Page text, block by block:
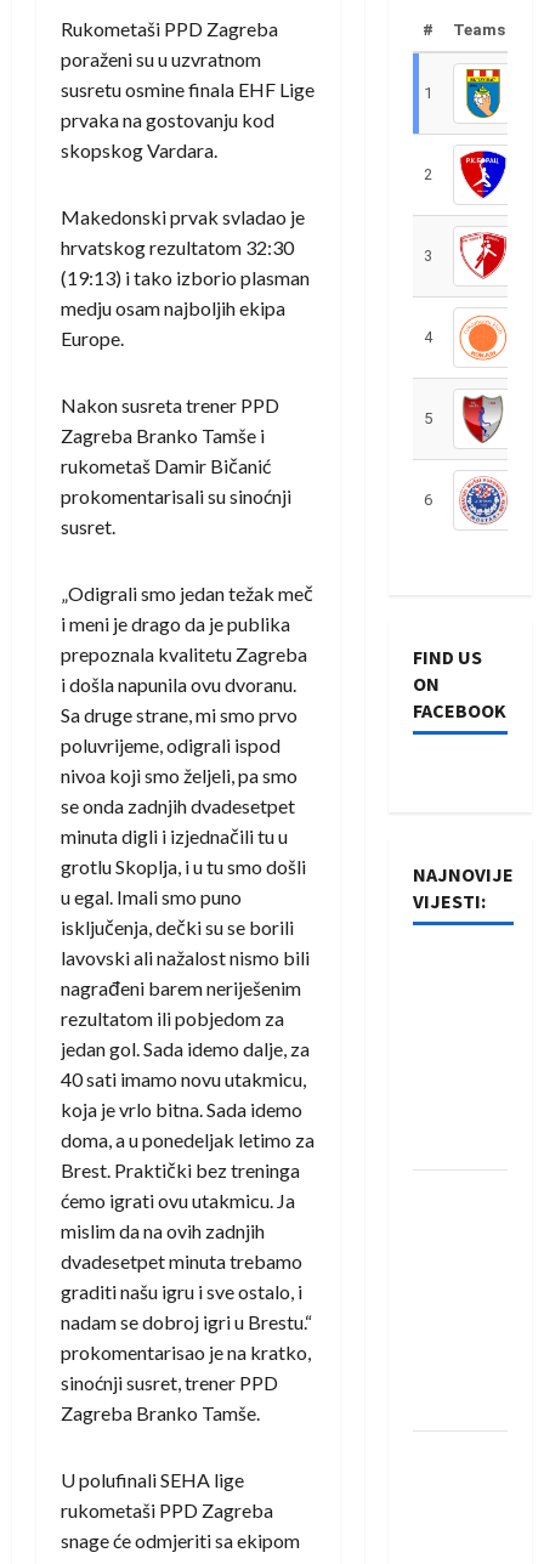
Rukometaši PPD Zagreba
poraženi su u uzvratnom
susretu osmine finala EHF Lige
prvaka na gostovanju kod
skopskog Vardara.
Makedonski prvak svladao je
hrvatskog rezultatom 32:30
(19:13) i tako izborio plasman
medju osam najboljih ekipa
Europe.
Nakon susreta trener PPD
Zagreba Branko Tamše i
rukometaš Damir Bičanić
prokomentarisali su sinoćnji
susret.
„Odigrali smo jedan težak meč
i meni je drago da je publika
prepoznala kvalitetu Zagreba
i došla napunila ovu dvoranu.
Sa druge strane, mi smo prvo
poluvrijeme, odigrali ispod
nivoa koji smo željeli, pa smo
se onda zadnjih dvadesetpet
minuta digli i izjednačili tu u
grotlu Skoplja, i u tu smo došli
u egal. Imali smo puno
isključenja, dečki su se borili
lavovski ali nažalost nismo bili
nagrađeni barem neriješenim
rezultatom ili pobjedom za
jedan gol. Sada idemo dalje, za
40 sati imamo novu utakmicu,
koja je vrlo bitna. Sada idemo
doma, a u ponedeljak letimo za
Brest. Praktički bez treninga
ćemo igrati ovu utakmicu. Ja
mislim da na ovih zadnjih
dvadesetpet minuta trebamo
graditi našu igru i sve ostalo, i
nadam se dobroj igri u Brestu.“
prokomentarisao je na kratko,
sinoćnji susret, trener PPD
Zagreba Branko Tamše.
U polufinali SEHA lige
rukometaši PPD Zagreba
snage će odmjeriti sa ekipom
# Teams
1
2
3
4
5
6
FIND US
ON
FACEBOOK
NAJNOVIJE
VIJESTI: